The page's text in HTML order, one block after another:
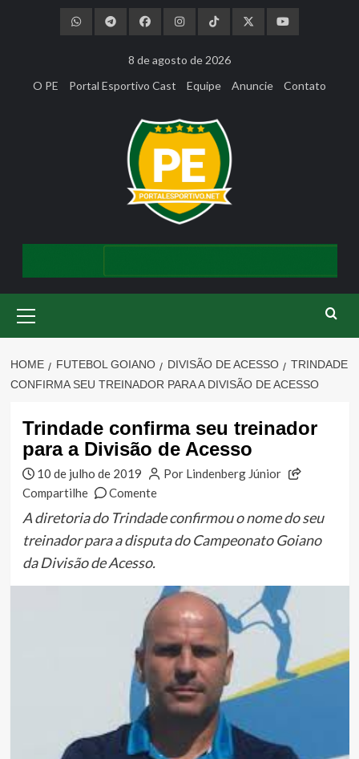
8 de agosto de 2026
O PE
Portal Esportivo Cast Equipe Anuncie Contato
Menu
HOME FUTEBOL GOIANO DIVISÃO DE ACESSO
TRINDADE
CONFIRMA SEU TREINADOR PARA A DIVISÃO DE ACESSO
Trindade confirma seu treinador
para a Divisão de Acesso
10 de julho de 2019
Por Lindenberg Júnior
Compartilhe
Comente
A diretoria do Trindade confirmou o nome do seu
treinador para a disputa do Campeonato Goiano
da Divisão de Acesso.